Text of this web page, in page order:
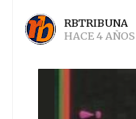
RBTRIBUNA
HACE 4 AÑOS